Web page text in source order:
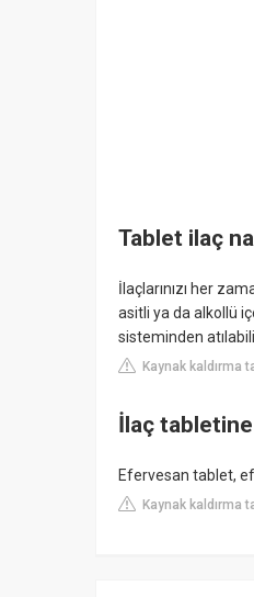
Tablet ilaç
İlaçlarınızı her
asitli ya da alkollü
sisteminden
Kaynak kaldırma
İlaç
Efervesan tablet,
Kaynak kaldırma